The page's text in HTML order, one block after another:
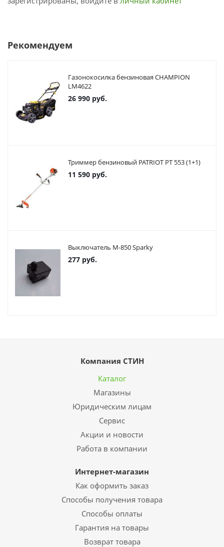
Рекомендуем
Газонокосилка бензиновая CHAMPION
LM4622
26 990 руб.
Триммер бензиновый PATRIOT PT 553 (1+1)
11 590 руб.
Выключатель М-850 Sparky
277 руб.
Компания СТИН
Каталог
Магазины
Юридическим лицам
Сервис
Акции и новости
Работа в компании
Интернет-магазин
Как оформить заказ
Способы получения товара
Способы оплаты
Гарантия на товары
Возврат товара